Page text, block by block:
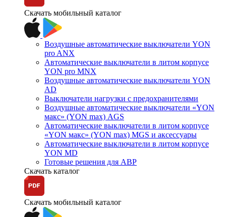
Скачать мобильный каталог
Воздушные автоматические выключатели YON
pro ANX
Автоматические выключатели в литом корпусе
YON pro MNX
Воздушные автоматические выключатели YON
AD
Выключатели нагрузки с предохранителями
Воздушные автоматические выключатели «YON
макс» (YON max) AGS
Автоматические выключатели в литом корпусе
«YON макс» (YON max) MGS и аксессуары
Автоматические выключатели в литом корпусе
YON MD
Готовые решения для АВР
Скачать каталог
Скачать мобильный каталог